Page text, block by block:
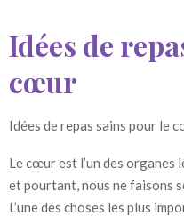
Idées de
cœur
Idées de repas sains pour le
Le cœur est l’un des organes
et pourtant, nous ne faisons
L’une des choses les plus